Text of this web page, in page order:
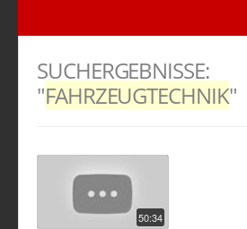
ARTIKEL
KONTAKT
SUCHERGEBNISSE:
"FAHRZEUGTECHNIK"
50:34